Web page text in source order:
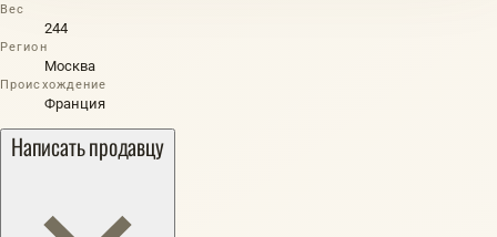
Вес
244
Регион
Москва
Происхождение
Франция
Написать продавцу